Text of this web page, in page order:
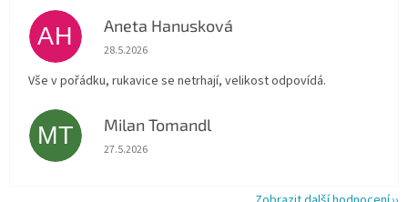
AH Aneta Hanusková
Hodnocení obchodu je 5 z 5 hvězdiček.
28.5.2026
Vše v pořádku, rukavice se netrhají, velikost odpovídá.
MT Milan Tomandl
Hodnocení obchodu je 5 z 5 hvězdiček.
27.5.2026